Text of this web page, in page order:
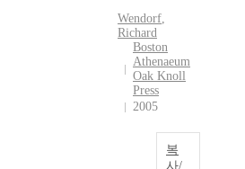
Wendorf,
Richard
Boston
Athenaeum
Oak Knoll
Press
2005
복
사/